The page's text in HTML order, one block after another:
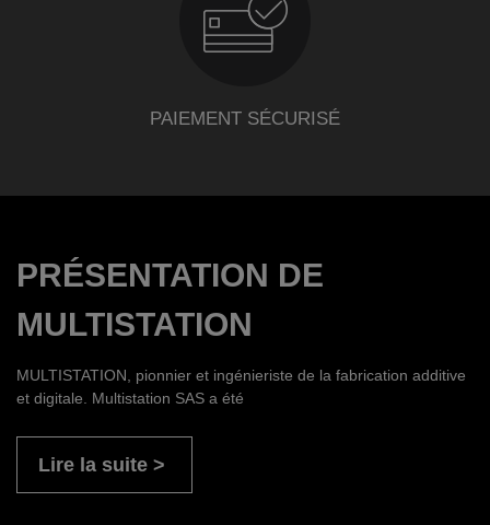
PAIEMENT SÉCURISÉ
PRÉSENTATION DE
MULTISTATION
MULTISTATION, pionnier et ingénieriste de la fabrication additive
et digitale. Multistation SAS a été
Lire la suite